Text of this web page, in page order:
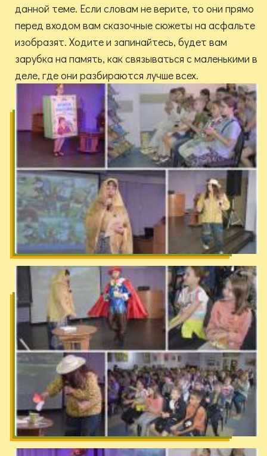
данной теме. Если словам не верите, то они прямо
перед входом вам сказочные сюжеты на асфальте
изобразят. Ходите и запинайтесь, будет вам
зарубка на память, как связываться с маленькими в
деле, где они разбираются лучше всех.